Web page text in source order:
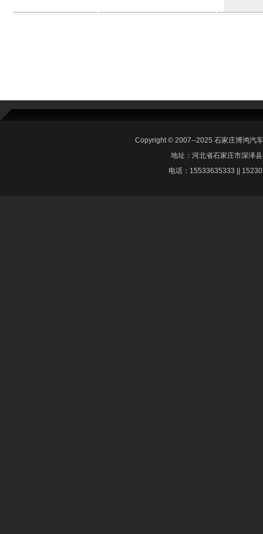
Copyright © 2007--2025 石家庄博鸿汽
地址：河北省石家庄市深泽
电话：15533635333 ||